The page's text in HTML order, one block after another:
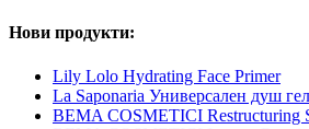
Нови продукти:
Lily Lolo Hydrating Face Primer
La Saponaria Универсален душ
BEMA COSMETICI Restructuring